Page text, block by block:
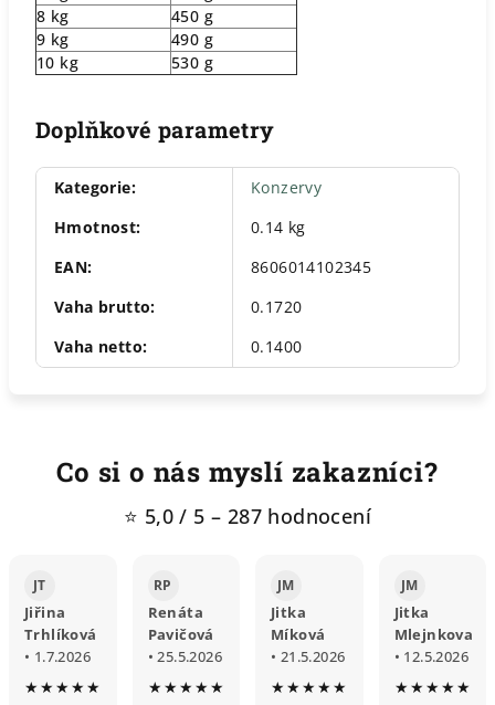
8 kg
450 g
9 kg
490 g
10 kg
530 g
Doplňkové parametry
Kategorie:
Konzervy
Hmotnost:
0.14 kg
EAN:
8606014102345
Vaha brutto:
0.1720
Vaha netto: 0.1400
Co si o nás myslí zakazníci?
⭐ 5,0 / 5 – 287 hodnocení
JT
Jiřina
Trhlíková
• 1.7.2026
★★★★★
RP
Renáta
Pavičová
• 25.5.2026
★★★★★
JM
Jitka
Míková
• 21.5.2026
★★★★★
JM
Jitka
Mlejnkova
• 12.5.2026
★★★★★